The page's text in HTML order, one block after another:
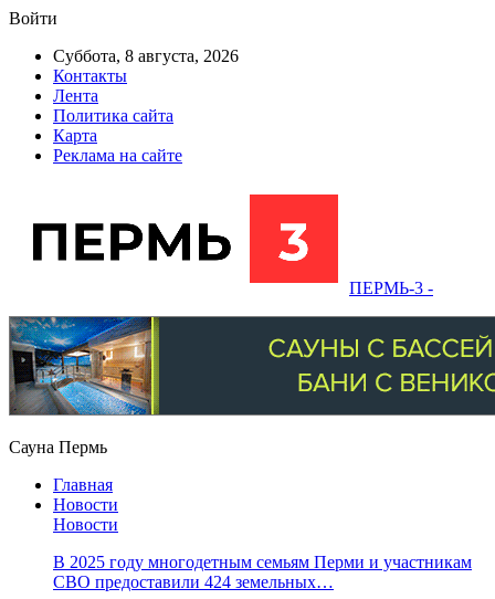
Войти
Суббота, 8 августа, 2026
Контакты
Лента
Политика сайта
Карта
Реклама на сайте
ПЕРМЬ-3 -
Сауна Пермь
Главная
Новости
Новости
В 2025 году многодетным семьям Перми и участникам
СВО предоставили 424 земельных…